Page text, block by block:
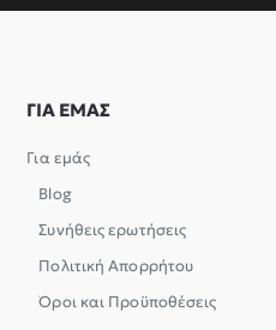
ΓΙΑ ΕΜΑΣ
Για εμάς
Blog
Συνήθεις ερωτήσεις
Πολιτική Απορρήτου
Όροι και Προϋποθέσεις